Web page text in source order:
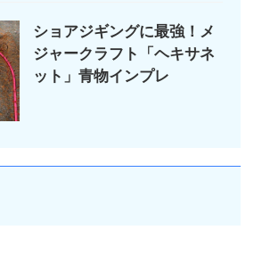
ショアジギングに最強！メ
ジャークラフト「ヘキサネ
ット」青物インプレ